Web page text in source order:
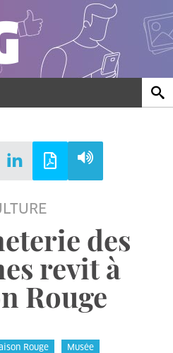
des
revit à
Rouge
Rouge Musée